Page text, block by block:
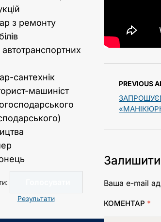
PREVIOUS
Залишити
Ваша e-mail
КОМЕНТАР *
з ремонту
автотранспортних
сантехнік
машиніст
Результати